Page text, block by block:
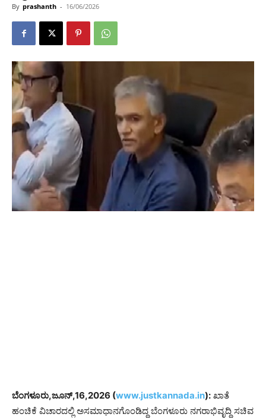
By prashanth - 16/06/2026
ಬೆಂಗಳೂರು,ಜೂನ್,16,2026 (www.justkannada.in): ಖಾತೆ
ಹಂಚಿಕೆ ವಿಚಾರದಲ್ಲಿ ಅಸಮಾಧಾನಗೊಂಡಿದ್ದ ಬೆಂಗಳೂರು ನಗರಾಭಿವೃದ್ದಿ ಸಚಿವ